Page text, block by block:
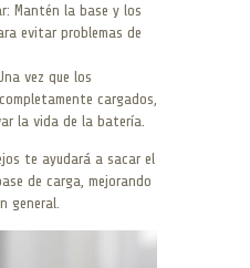
Mantén la base y los
evitar problemas de
vez que los
cargados,
la vida de la batería.
te ayudará a sacar el
de carga, mejorando
general.